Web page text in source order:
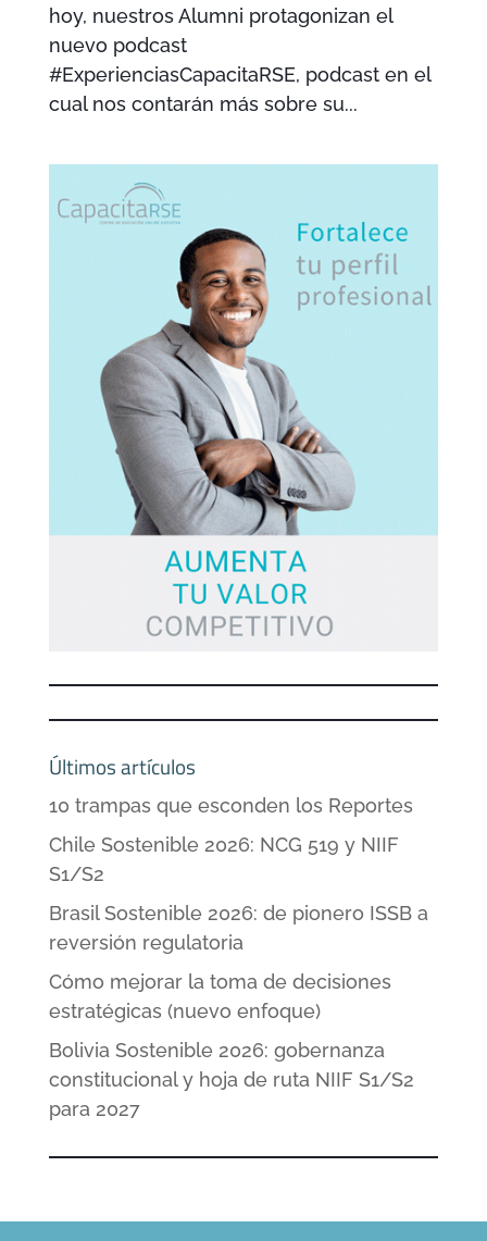
hoy, nuestros Alumni protagonizan el
nuevo podcast
#ExperienciasCapacitaRSE, podcast en el
cual nos contarán más sobre su...
Últimos artículos
10 trampas que esconden los Reportes
Chile Sostenible 2026: NCG 519 y NIIF
S1/S2
Brasil Sostenible 2026: de pionero ISSB a
reversión regulatoria
Cómo mejorar la toma de decisiones
estratégicas (nuevo enfoque)
Bolivia Sostenible 2026: gobernanza
constitucional y hoja de ruta NIIF S1/S2
para 2027